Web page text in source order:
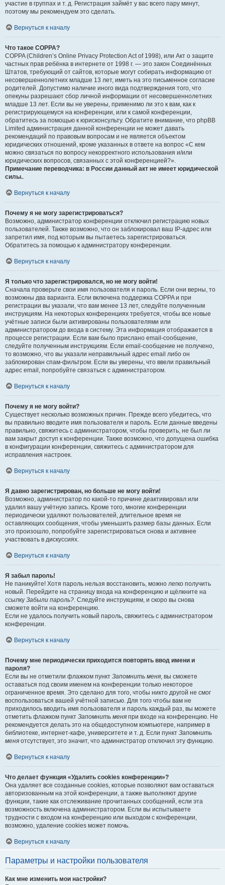
участие в группах и т. д. Регистрация займёт у вас всего пару минут,
поэтому мы рекомендуем это сделать.
Вернуться к началу
Что такое COPPA?
COPPA (Children’s Online Privacy Protection Act of 1998), или Акт о защите
частных прав ребёнка в интернете от 1998 г. — это закон Соединённых
Штатов, требующий от сайтов, которые могут собирать информацию от
несовершеннолетних младше 13 лет, иметь на это письменное согласие
родителей. Допустимо наличие иного вида подтверждения того, что
опекуны разрешают сбор личной информации от несовершеннолетних
младше 13 лет. Если вы не уверены, применимо ли это к вам, как к
регистрирующемуся на конференции, или к самой конференции,
обратитесь за помощью к юрисконсульту. Обратите внимание, что phpBB
Limited администрация данной конференции не может давать
рекомендаций по правовым вопросам и не является объектом
юридических отношений, кроме указанных в ответе на вопрос «С кем
можно связаться по вопросу некорректного использования и/или
юридических вопросов, связанных с этой конференцией?».
Примечание переводчика: в России данный акт не имеет юридической
силы..
Вернуться к началу
Почему я не могу зарегистрироваться?
Возможно, администратор конференции отключил регистрацию новых
пользователей. Также возможно, что он заблокировал ваш IP-адрес или
запретил имя, под которым вы пытаетесь зарегистрироваться.
Обратитесь за помощью к администратору конференции.
Вернуться к началу
Я только что зарегистрировался, но не могу войти!
Сначала проверьте свои имя пользователя и пароль. Если они верны, то
возможны два варианта. Если включена поддержка COPPA и при
регистрации вы указали, что вам менее 13 лет, следуйте полученным
инструкциям. На некоторых конференциях требуется, чтобы все новые
учётные записи были активированы пользователями или
администратором до входа в систему. Эта информация отображается в
процессе регистрации. Если вам было прислано email-сообщение,
следуйте полученным инструкциям. Если email-сообщение не получено,
то возможно, что вы указали неправильный адрес email либо он
заблокирован спам-фильтром. Если вы уверены, что ввели правильный
адрес email, попробуйте связаться с администратором.
Вернуться к началу
Почему я не могу войти?
Существует несколько возможных причин. Прежде всего убедитесь, что
вы правильно вводите имя пользователя и пароль. Если данные введены
правильно, свяжитесь с администратором, чтобы проверить, не был ли
вам закрыт доступ к конференции. Также возможно, что допущена ошибка
в конфигурации конференции, свяжитесь с администратором для
исправления настроек.
Вернуться к началу
Я давно зарегистрирован, но больше не могу войти!
Возможно, администратор по какой-то причине деактивировал или
удалил вашу учётную запись. Кроме того, многие конференции
периодически удаляют пользователей, длительное время не
оставляющих сообщения, чтобы уменьшить размер базы данных. Если
это произошло, попробуйте зарегистрироваться снова и активнее
участвовать в дискуссиях.
Вернуться к началу
Я забыл пароль!
Не паникуйте! Хотя пароль нельзя восстановить, можно легко получить
новый. Перейдите на страницу входа на конференцию и щёлкните на
ссылку Забыли пароль?. Следуйте инструкциям, и скоро вы снова
сможете войти на конференцию.
Если не удалось получить новый пароль, свяжитесь с администратором
конференции.
Вернуться к началу
Почему мне периодически приходится повторять ввод имени и
пароля?
Если вы не отметили флажком пункт Запомнить меня, вы сможете
оставаться под своим именем на конференции только некоторое
ограниченное время. Это сделано для того, чтобы никто другой не смог
воспользоваться вашей учётной записью. Для того чтобы вам не
приходилось вводить имя пользователя и пароль каждый раз, вы можете
отметить флажком пункт Запомнить меня при входе на конференцию. Не
рекомендуется делать это на общедоступном компьютере, например в
библиотеке, интернет-кафе, университете и т. д. Если пункт Запомнить
меня отсутствует, это значит, что администратор отключил эту функцию.
Вернуться к началу
Что делает функция «Удалить cookies конференции»?
Она удаляет все созданные cookies, которые позволяют вам оставаться
авторизованным на этой конференции, а также выполняют другие
функции, такие как отслеживание прочитанных сообщений, если эта
возможность включена администратором. Если вы испытываете
трудности с входом на конференцию или выходом с конференции,
возможно, удаление cookies может помочь.
Вернуться к началу
Параметры и настройки пользователя
Как мне изменить мои настройки?